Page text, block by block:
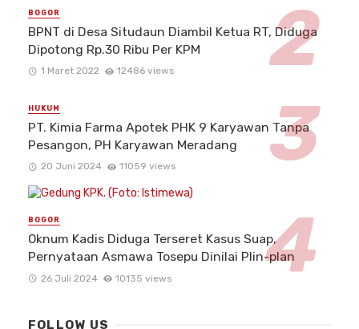
BOGOR
BPNT di Desa Situdaun Diambil Ketua RT, Diduga
Dipotong Rp.30 Ribu Per KPM
1 Maret 2022 12486 views
HUKUM
PT. Kimia Farma Apotek PHK 9 Karyawan Tanpa
Pesangon, PH Karyawan Meradang
20 Juni 2024 11059 views
BOGOR
Oknum Kadis Diduga Terseret Kasus Suap,
Pernyataan Asmawa Tosepu Dinilai Plin-plan
26 Juli 2024 10135 views
FOLLOW US